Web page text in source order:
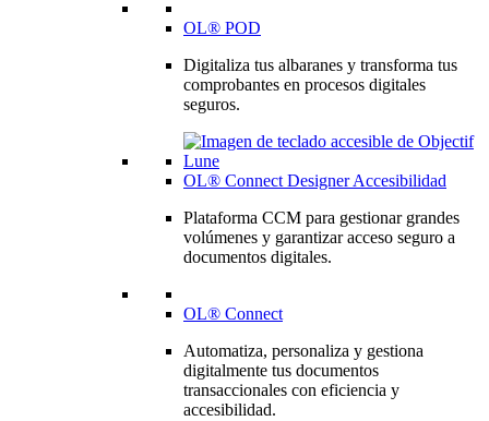
OL® POD
Digitaliza tus albaranes y transforma tus
comprobantes en procesos digitales
seguros.
OL® Connect Designer Accesibilidad
Plataforma CCM para gestionar grandes
volúmenes y garantizar acceso seguro a
documentos digitales.
OL® Connect
Automatiza, personaliza y gestiona
digitalmente tus documentos
transaccionales con eficiencia y
accesibilidad.